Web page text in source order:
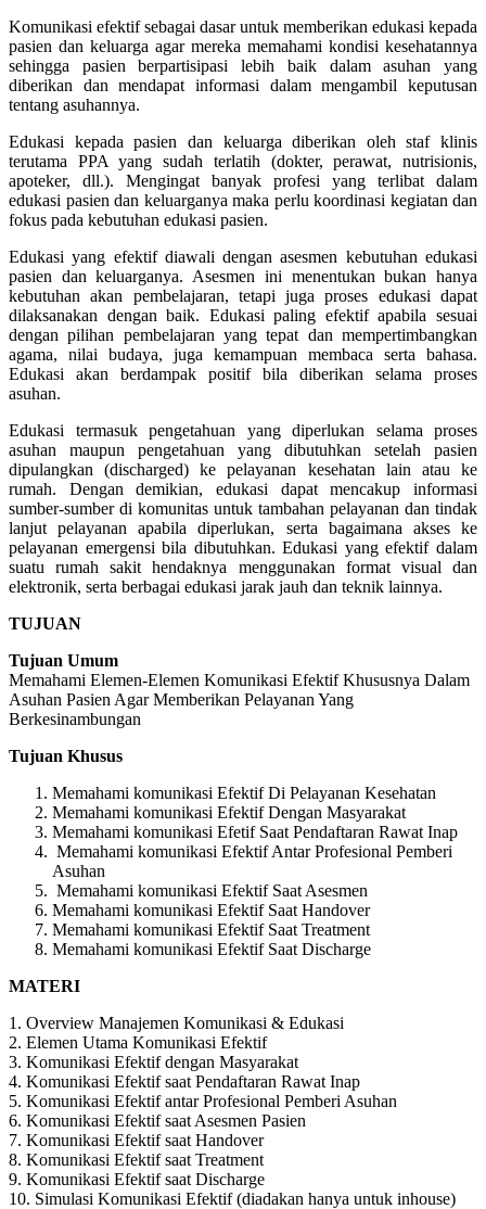
Komunikasi efektif sebagai dasar untuk memberikan edukasi kepada
pasien dan keluarga agar mereka memahami kondisi kesehatannya
sehingga pasien berpartisipasi lebih baik dalam asuhan yang
diberikan dan mendapat informasi dalam mengambil keputusan
tentang asuhannya.
Edukasi kepada pasien dan keluarga diberikan oleh staf klinis
terutama PPA yang sudah terlatih (dokter, perawat, nutrisionis,
apoteker, dll.). Mengingat banyak profesi yang terlibat dalam
edukasi pasien dan keluarganya maka perlu koordinasi kegiatan dan
fokus pada kebutuhan edukasi pasien.
Edukasi yang efektif diawali dengan asesmen kebutuhan edukasi
pasien dan keluarganya. Asesmen ini menentukan bukan hanya
kebutuhan akan pembelajaran, tetapi juga proses edukasi dapat
dilaksanakan dengan baik. Edukasi paling efektif apabila sesuai
dengan pilihan pembelajaran yang tepat dan mempertimbangkan
agama, nilai budaya, juga kemampuan membaca serta bahasa.
Edukasi akan berdampak positif bila diberikan selama proses
asuhan.
Edukasi termasuk pengetahuan yang diperlukan selama proses
asuhan maupun pengetahuan yang dibutuhkan setelah pasien
dipulangkan (discharged) ke pelayanan kesehatan lain atau ke
rumah. Dengan demikian, edukasi dapat mencakup informasi
sumber-sumber di komunitas untuk tambahan pelayanan dan tindak
lanjut pelayanan apabila diperlukan, serta bagaimana akses ke
pelayanan emergensi bila dibutuhkan. Edukasi yang efektif dalam
suatu rumah sakit hendaknya menggunakan format visual dan
elektronik, serta berbagai edukasi jarak jauh dan teknik lainnya.
TUJUAN
Tujuan Umum
Memahami Elemen-Elemen Komunikasi Efektif Khususnya Dalam
Asuhan Pasien Agar Memberikan Pelayanan Yang
Berkesinambungan
Tujuan Khusus
Memahami komunikasi Efektif Di Pelayanan Kesehatan
Memahami komunikasi Efektif Dengan Masyarakat
Memahami komunikasi Efetif Saat Pendaftaran Rawat Inap
Memahami komunikasi Efektif Antar Profesional Pemberi
Asuhan
Memahami komunikasi Efektif Saat Asesmen
Memahami komunikasi Efektif Saat Handover
Memahami komunikasi Efektif Saat Treatment
Memahami komunikasi Efektif Saat Discharge
MATERI
1. Overview Manajemen Komunikasi & Edukasi
2. Elemen Utama Komunikasi Efektif
3. Komunikasi Efektif dengan Masyarakat
4. Komunikasi Efektif saat Pendaftaran Rawat Inap
5. Komunikasi Efektif antar Profesional Pemberi Asuhan
6. Komunikasi Efektif saat Asesmen Pasien
7. Komunikasi Efektif saat Handover
8. Komunikasi Efektif saat Treatment
9. Komunikasi Efektif saat Discharge
10. Simulasi Komunikasi Efektif (diadakan hanya untuk inhouse)